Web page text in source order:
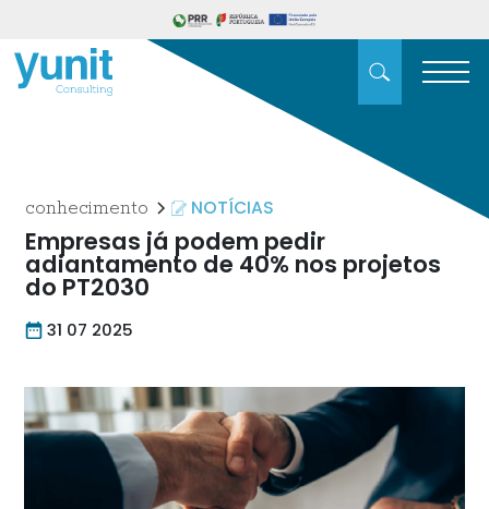
conhecimento NOTÍCIAS
Empresas já podem pedir
adiantamento de 40% nos projetos
do PT2030
31 07 2025